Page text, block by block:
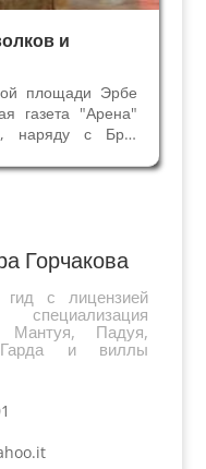
и
площади Эрбе
газета "Арена"
наряду с Бра,
можно найти
Горчакова
гид с лицензией
специализация
Мантуя, Падуя,
и виллы